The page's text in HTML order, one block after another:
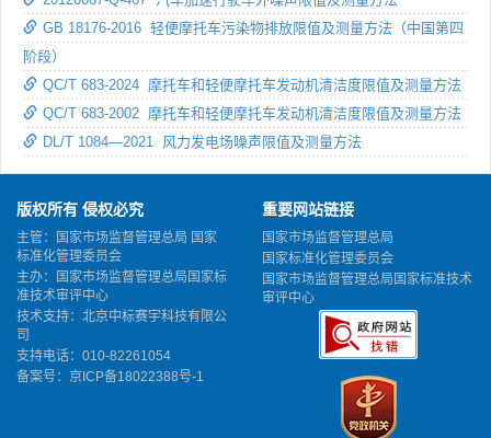
GB 18176-2016 轻便摩托车污染物排放限值及测量方法（中国第四
阶段）
QC/T 683-2024 摩托车和轻便摩托车发动机清洁度限值及测量方法
QC/T 683-2002 摩托车和轻便摩托车发动机清洁度限值及测量方法
DL/T 1084—2021 风力发电场噪声限值及测量方法
版权所有 侵权必究
主管：国家市场监督管理总局 国家
标准化管理委员会
主办：国家市场监督管理总局国家标
准技术审评中心
技术支持：北京中标赛宇科技有限公
司
支持电话：010-82261054
备案号： 京ICP备18022388号-1
重要网站链接
国家市场监督管理总局
国家标准化管理委员会
国家市场监督管理总局国家标准技术
审评中心